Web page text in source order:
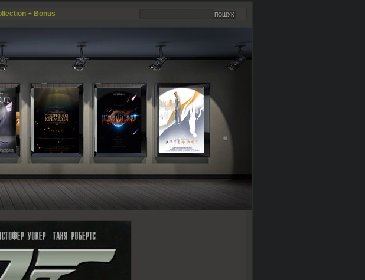
+ Bonus